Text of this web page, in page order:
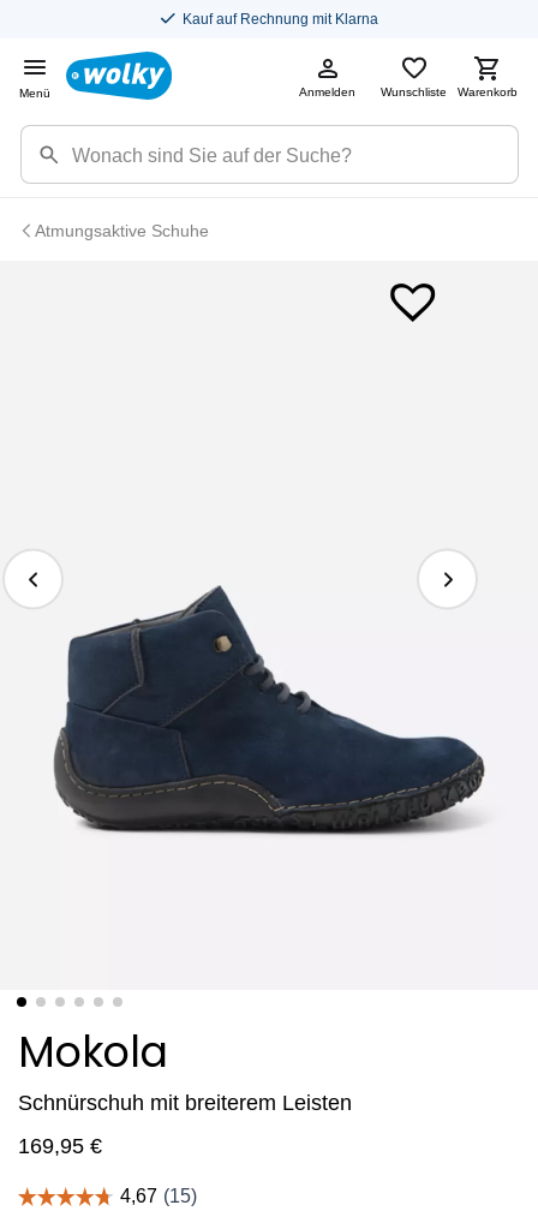
Kauf auf Rechnung mit Klarna
Menü Anmelden Wunschliste Warenkorb
Atmungsaktive Schuhe
Mokola
Schnürschuh mit breiterem Leisten
169,95 €